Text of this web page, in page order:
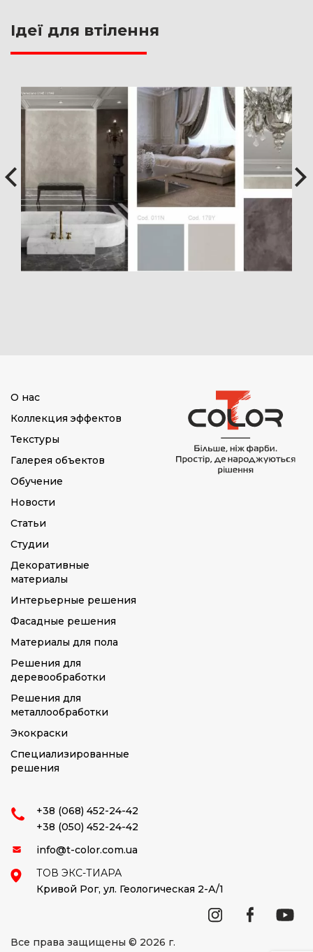
интерьеры и интерьеры, в которых
Подробнее
Ідеї для втілення
О нас
Коллекция эффектов
Текстуры
Галерея объектов
Обучение
Новости
Статьи
Студии
Декоративные
материалы
Интерьерные решения
Фасадные решения
Материалы для пола
Решения для
деревообработки
Решения для
металлообработки
Экокраски
Специализированные
решения
+38 (068) 452-24-42
+38 (050) 452-24-42
info@t-color.com.ua
ТОВ ЭКС-ТИАРА
Кривой Рог, ул. Геологическая 2-А/1
Все права защищены © 2026 г.